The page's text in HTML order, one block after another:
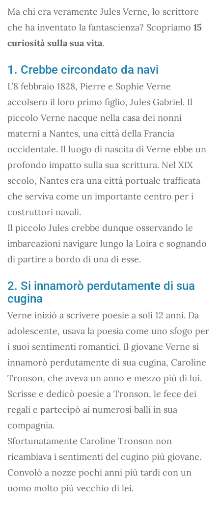
Ma chi era veramente Jules Verne, lo scrittore
che ha inventato la fantascienza? Scopriamo 15
curiosità sulla sua vita.
1. Crebbe circondato da navi
L’8 febbraio 1828, Pierre e Sophie Verne
accolsero il loro primo figlio, Jules Gabriel. Il
piccolo Verne nacque nella casa dei nonni
materni a Nantes, una città della Francia
occidentale. Il luogo di nascita di Verne ebbe un
profondo impatto sulla sua scrittura. Nel XIX
secolo, Nantes era una città portuale trafficata
che serviva come un importante centro per i
costruttori navali.
Il piccolo Jules crebbe dunque osservando le
imbarcazioni navigare lungo la Loira e sognando
di partire a bordo di una di esse.
2. Si innamorò perdutamente di sua
cugina
Verne iniziò a scrivere poesie a soli 12 anni. Da
adolescente, usava la poesia come uno sfogo per
i suoi sentimenti romantici. Il giovane Verne si
innamorò perdutamente di sua cugina, Caroline
Tronson, che aveva un anno e mezzo più di lui.
Scrisse e dedicò poesie a Tronson, le fece dei
regali e partecipò ai numerosi balli in sua
compagnia.
Sfortunatamente Caroline Tronson non
ricambiava i sentimenti del cugino più giovane.
Convolò a nozze pochi anni più tardi con un
uomo molto più vecchio di lei.